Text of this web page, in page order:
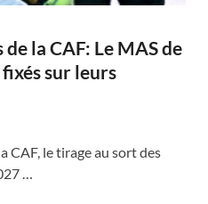
la CAF: Le MAS de
fixés sur leurs
CAF, le tirage au sort des
…